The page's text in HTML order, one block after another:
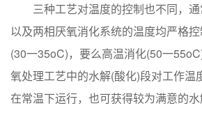
三种工艺对温度的控制也不同，通
以及两相厌氧消化系统的温度均严格
(30一35oC)，要么高温消化(50一
氧处理工艺中的水解(酸化)段对工作温
在常温下运行，也可获得较为满意的水